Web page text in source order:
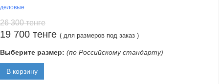
деловые
26 300 тенге
19 700 тенге ( для размеров под заказ )
Выберите размер: (по Российскому стандарту)
В корзину